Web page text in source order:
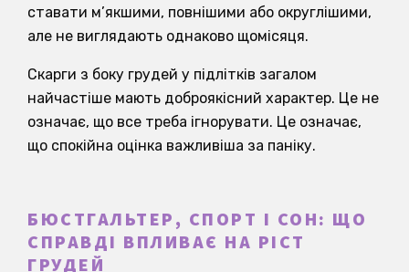
ставати м’якшими, повнішими або округлішими,
але не виглядають однаково щомісяця.
Скарги з боку грудей у підлітків загалом
найчастіше мають доброякісний характер. Це не
означає, що все треба ігнорувати. Це означає,
що спокійна оцінка важливіша за паніку.
БЮСТГАЛЬТЕР, СПОРТ І СОН: ЩО
СПРАВДІ ВПЛИВАЄ НА РІСТ
ГРУДЕЙ